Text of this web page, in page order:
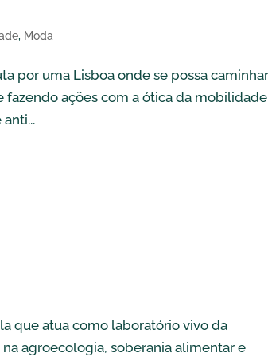
, Moda
por uma Lisboa onde se possa
fazendo ações com a ótica da mobilidade
que atua como laboratório vivo da
agroecologia, soberania alimentar e